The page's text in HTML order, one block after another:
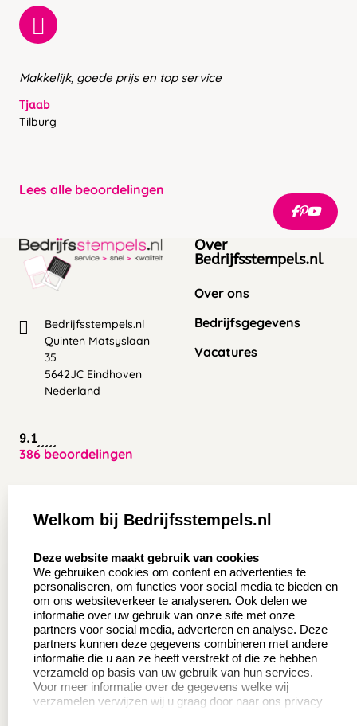
Makkelijk, goede prijs en top service
Tjaab
Tilburg
Lees alle beoordelingen
Bedrijfsstempels.nl
Quinten Matsyslaan
35
5642JC Eindhoven
Nederland
9.1
386 beoordelingen
Over
Bedrijfsstempels.nl
Over ons
Bedrijfsgegevens
Vacatures
Aanvraag op maat
Wederverkoper
worden
Sale
Betaling & Verzending
Contact opnemen
Veel gestelde vragen
Retourneren
Herroepingsrecht
Productinformatie:
Welkom bij Bedrijfsstempels.nl
Deze website maakt gebruik van cookies
We gebruiken cookies om content en advertenties te
personaliseren, om functies voor social media te bieden en
om ons websiteverkeer te analyseren. Ook delen we
informatie over uw gebruik van onze site met onze
partners voor social media, adverteren en analyse. Deze
partners kunnen deze gegevens combineren met andere
informatie die u aan ze heeft verstrekt of die ze hebben
verzameld op basis van uw gebruik van hun services.
Voor meer informatie over de gegevens welke wij
verzamelen verwijzen wij u graag door naar ons privacy